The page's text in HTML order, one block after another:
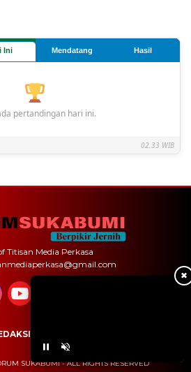
Ini Mendatang Hasil
pertandingan hari ini.
02.33 WIB
✖
Titisan Media Perkasa
SUKABUMI - ALL RIGHTS RESERVED